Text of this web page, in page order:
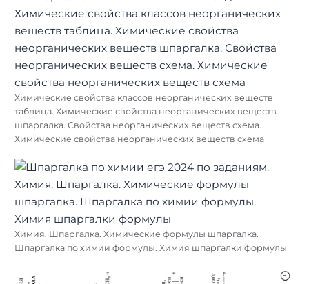
Химические свойства классов неорганических веществ
таблица. Химические свойства неорганических веществ
шпаргалка. Свойства неорганических веществ схема.
Химические свойства неорганических веществ схема
Химия. Шпаргалка. Химические формулы шпаргалка.
Шпаргалка по химии формулы. Химия шпаргалки формулы